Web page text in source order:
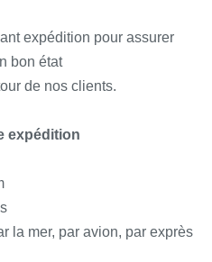
Point
d'origine :
expédition pour assurer
bon état
de nos clients.
expédition
la mer, par avion, par exprès